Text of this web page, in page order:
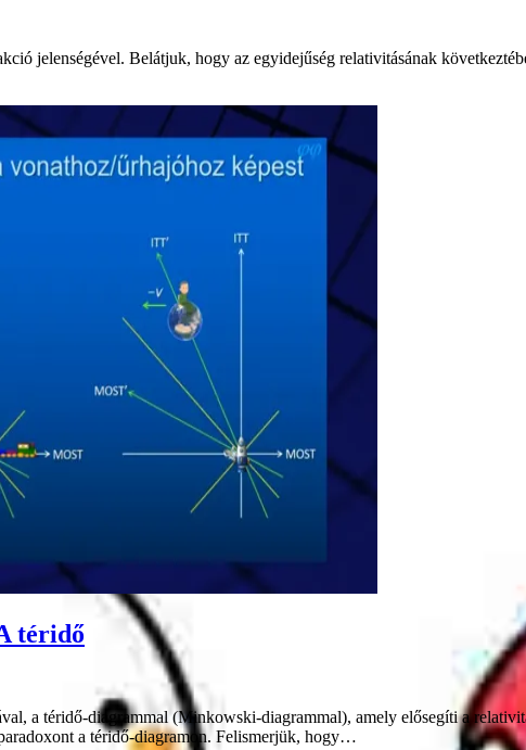
jelenségével. Belátjuk, hogy az egyidejűség relativitásának
téridő
a téridő-diagrammal (Minkowski-diagrammal), amely elősegíti a
a téridő-diagramon. Felismerjük, hogy…